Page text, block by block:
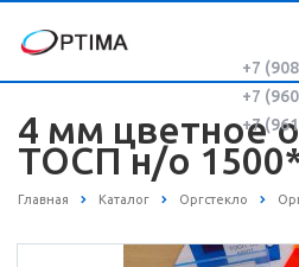
+7
+7
+7
4 мм цветное
ТОСП н/о
Главная Каталог Оргстекло